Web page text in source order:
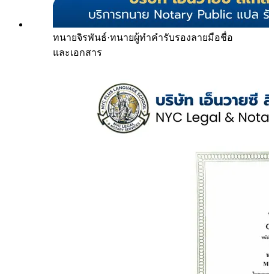
ทนายจิรพันธ์·ทนายผู้ทำคำรับรองลายมือชื่อ
และเอกสาร